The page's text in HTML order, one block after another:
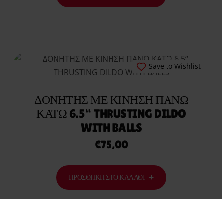
Save to Wishlist
ΔΟΝΗΤΗΣ ΜΕ ΚΙΝΗΣΗ ΠΑΝΩ
ΚΑΤΩ 6.5“ THRUSTING DILDO
WITH BALLS
€75,00
ΠΡΟΣΘΉΚΗ ΣΤΟ ΚΑΛΆΘΙ